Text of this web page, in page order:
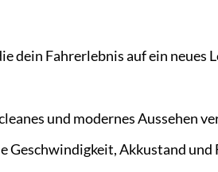
Fahrerlebnis auf ein neues
und modernes Aussehen
Akkustand und